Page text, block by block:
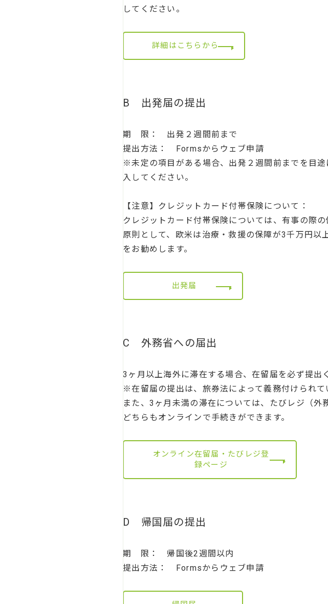
してください。
詳細はこちらから
B 出発届の提出
期 限： 出発２週間前まで
提出方法： Formsからウェブ申請
※未定の項目がある場合、出発２週間前までを目
入してください。
【注意】クレジットカード付帯保険について：
クレジットカード付帯保険については、有事の際の
原則として、欧米は治療・救援の保障が3千万円
をお勧めします。
出発届
C 外務省への届出
3ヶ月以上海外に滞在する場合、在留届を必ず提出
※在留届の提出は、旅券法によって義務付けられて
また、3ヶ月未満の滞在については、たびレジ（外
どちらもオンラインで手続きができます。
オンライン在留届・たびレジ登
録ページ
D 帰国届の提出
期 限： 帰国後2週間以内
提出方法： Formsからウェブ申請